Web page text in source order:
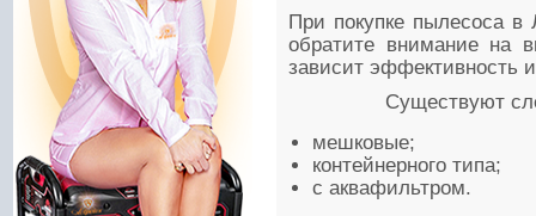
При покупке пылесоса в
обратите внимание на
зависит эффективность
Существуют
мешковые;
контейнерного типа;
с аквафильтром.